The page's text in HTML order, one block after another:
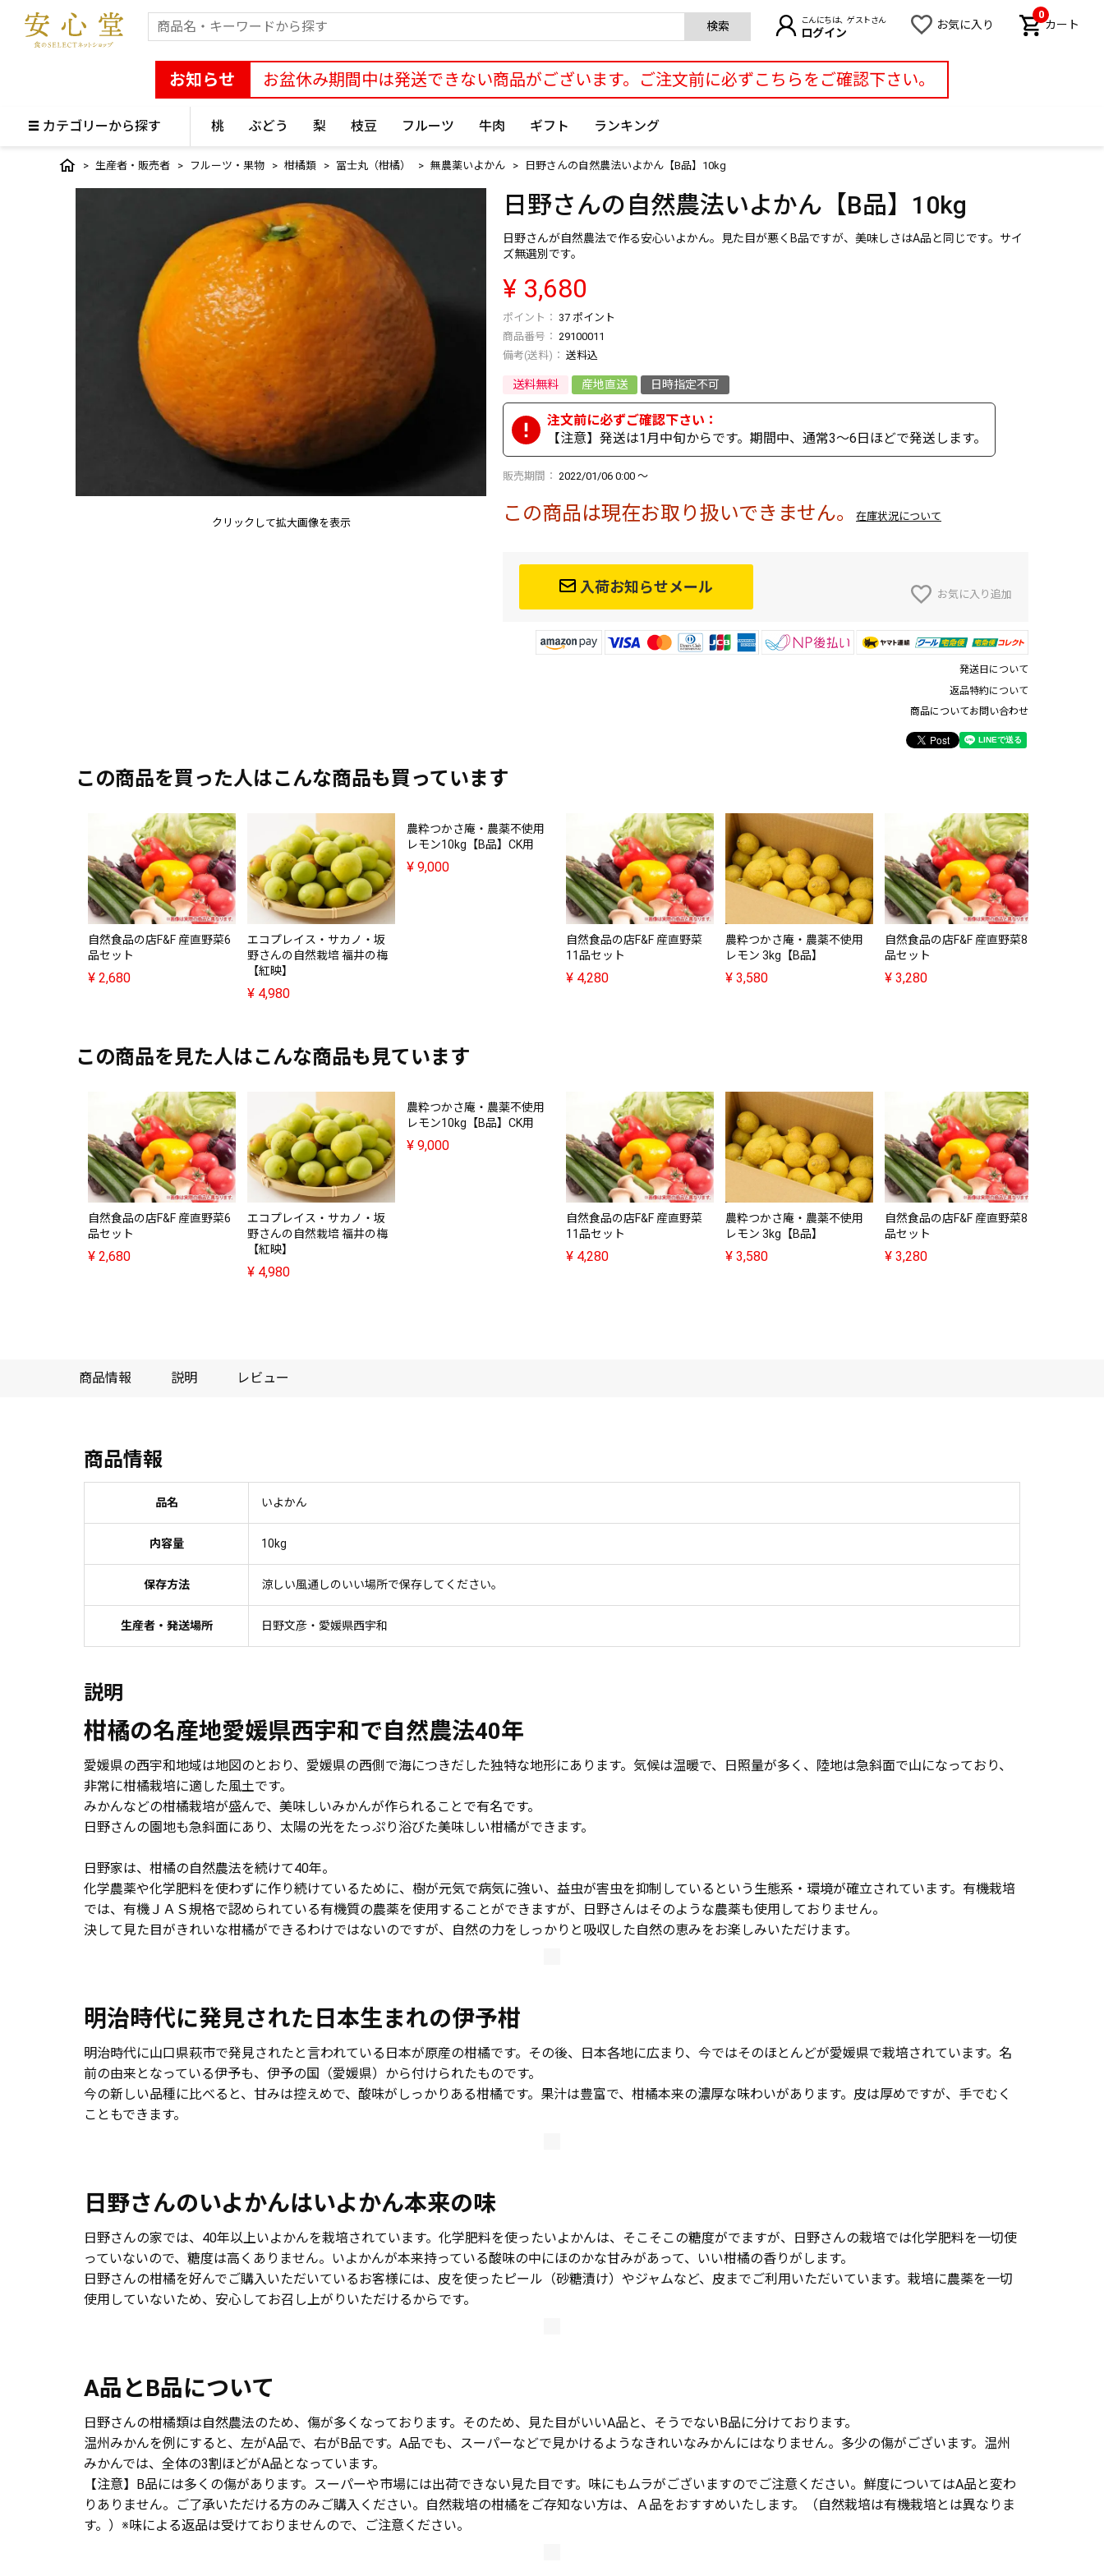
検索 こんにちは、ゲストさん
ログイン
お気に入り カート
0
お知らせ お盆休み期間中は発送できない商品がございます。ご注文前に必ずこちらをご確認下さい。
カテゴリーから探す 桃 ぶどう 梨 枝豆 フルーツ 牛肉 ギフト ランキング
生産者・販売者 フルーツ・果物 柑橘類 冨士丸（柑橘） 無農薬いよかん 日野さんの自然農法いよかん【B品】10kg
クリックして拡大画像を表示
日野さんの自然農法いよかん【B品】10kg
日野さんが自然農法で作る安心いよかん。見た目が悪くB品ですが、美味しさはA品と同じです。サイ
ズ無選別です。
¥ 3,680
37 ポイント
商品番号
29100011
送料込
送料無料 産地直送 日時指定不可
【注意】発送は1月中旬からです。期間中、通常3～6日ほどで発送します。
販売期間 2022/01/06 0:00 〜
この商品は現在お取り扱いできません。 在庫状況について
お気に入り追加
入荷お知らせメール
発送日について
返品特約について
商品についてお問い合わせ
この商品を買った人はこんな商品も買っています
自然食品の店F&F 産直野菜6
品セット
¥ 2,680
エコプレイス・サカノ・坂
野さんの自然栽培 福井の梅
【紅映】
¥ 4,980
農粋つかさ庵・農薬不使用
レモン10kg【B品】CK用
¥ 9,000
自然食品の店F&F 産直野菜
11品セット
¥ 4,280
農粋つかさ庵・農薬不使用
レモン 3kg【B品】
¥ 3,580
自然食品の店F&F 産直野菜8
品セット
¥ 3,280
この商品を見た人はこんな商品も見ています
自然食品の店F&F 産直野菜6
品セット
¥ 2,680
エコプレイス・サカノ・坂
野さんの自然栽培 福井の梅
【紅映】
¥ 4,980
農粋つかさ庵・農薬不使用
レモン10kg【B品】CK用
¥ 9,000
自然食品の店F&F 産直野菜
11品セット
¥ 4,280
農粋つかさ庵・農薬不使用
レモン 3kg【B品】
¥ 3,580
自然食品の店F&F 産直野菜8
品セット
¥ 3,280
商品情報 説明 レビュー
商品情報
品名 いよかん
内容量 10kg
保存方法 涼しい風通しのいい場所で保存してください。
生産者・発送場所 日野文彦・愛媛県西宇和
説明
柑橘の名産地愛媛県西宇和で自然農法40年
愛媛県の西宇和地域は地図のとおり、愛媛県の西側で海につきだした独特な地形にあります。気候は温暖で、日照量が多く、陸地は急斜面で山になっており、
非常に柑橘栽培に適した風土です。
みかんなどの柑橘栽培が盛んで、美味しいみかんが作られることで有名です。
日野さんの園地も急斜面にあり、太陽の光をたっぷり浴びた美味しい柑橘ができます。
日野家は、柑橘の自然農法を続けて40年。
化学農薬や化学肥料を使わずに作り続けているために、樹が元気で病気に強い、益虫が害虫を抑制しているという生態系・環境が確立されています。有機栽培
では、有機ＪＡＳ規格で認められている有機質の農薬を使用することができますが、日野さんはそのような農薬も使用しておりません。
決して見た目がきれいな柑橘ができるわけではないのですが、自然の力をしっかりと吸収した自然の恵みをお楽しみいただけます。
明治時代に発見された日本生まれの伊予柑
明治時代に山口県萩市で発見されたと言われている日本が原産の柑橘です。その後、日本各地に広まり、今ではそのほとんどが愛媛県で栽培されています。名
前の由来となっている伊予も、伊予の国（愛媛県）から付けられたものです。
今の新しい品種に比べると、甘みは控えめで、酸味がしっかりある柑橘です。果汁は豊富で、柑橘本来の濃厚な味わいがあります。皮は厚めですが、手でむく
こともできます。
日野さんのいよかんはいよかん本来の味
日野さんの家では、40年以上いよかんを栽培されています。化学肥料を使ったいよかんは、そこそこの糖度がでますが、日野さんの栽培では化学肥料を一切使
っていないので、糖度は高くありません。いよかんが本来持っている酸味の中にほのかな甘みがあって、いい柑橘の香りがします。
日野さんの柑橘を好んでご購入いただいているお客様には、皮を使ったピール（砂糖漬け）やジャムなど、皮までご利用いただいています。栽培に農薬を一切
使用していないため、安心してお召し上がりいただけるからです。
A品とB品について
日野さんの柑橘類は自然農法のため、傷が多くなっております。そのため、見た目がいいA品と、そうでないB品に分けております。
温州みかんを例にすると、左がA品で、右がB品です。A品でも、スーパーなどで見かけるようなきれいなみかんにはなりません。多少の傷がございます。温州
みかんでは、全体の3割ほどがA品となっています。
【注意】B品には多くの傷があります。スーパーや市場には出荷できない見た目です。味にもムラがございますのでご注意ください。鮮度についてはA品と変わ
りありません。ご了承いただける方のみご購入ください。自然栽培の柑橘をご存知ない方は、Ａ品をおすすめいたします。（自然栽培は有機栽培とは異なりま
す。）※味による返品は受けておりませんので、ご注意ください。